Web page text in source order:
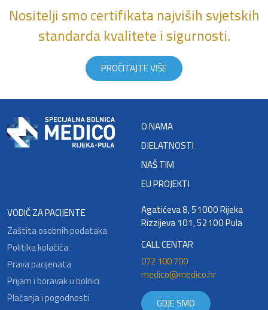
Nositelji smo certifikata najviših svjetskih
standarda kvalitete i sigurnosti.
PROČITAJTE VIŠE
O NAMA
DJELATNOSTI
NAŠ TIM
EU PROJEKTI
VODIČ ZA PACIJENTE
Zaštita osobnih podataka
Politika kolačića
Prava pacijenata
Prijam i boravak u bolnici
Plaćanja i pogodnosti
Agatićeva 8, 51000 Rijeka
Rizzijeva 101, 52100 Pula
CALL CENTAR
072 100 700
medico@medico.hr
GDJE SMO